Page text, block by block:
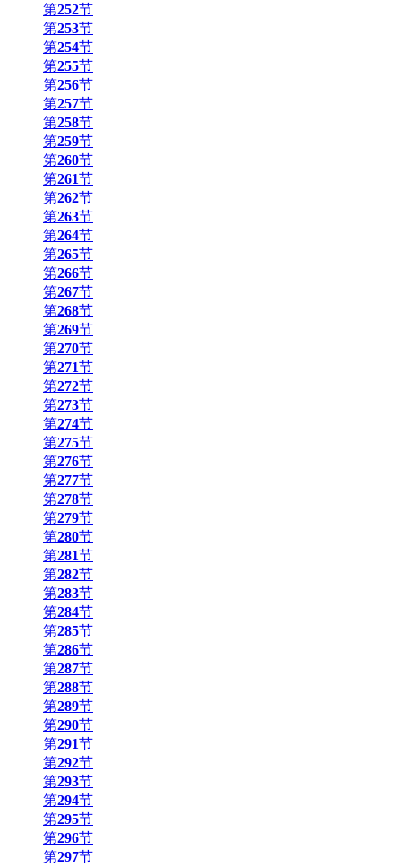
第252节
第253节
第254节
第255节
第256节
第257节
第258节
第259节
第260节
第261节
第262节
第263节
第264节
第265节
第266节
第267节
第268节
第269节
第270节
第271节
第272节
第273节
第274节
第275节
第276节
第277节
第278节
第279节
第280节
第281节
第282节
第283节
第284节
第285节
第286节
第287节
第288节
第289节
第290节
第291节
第292节
第293节
第294节
第295节
第296节
第297节